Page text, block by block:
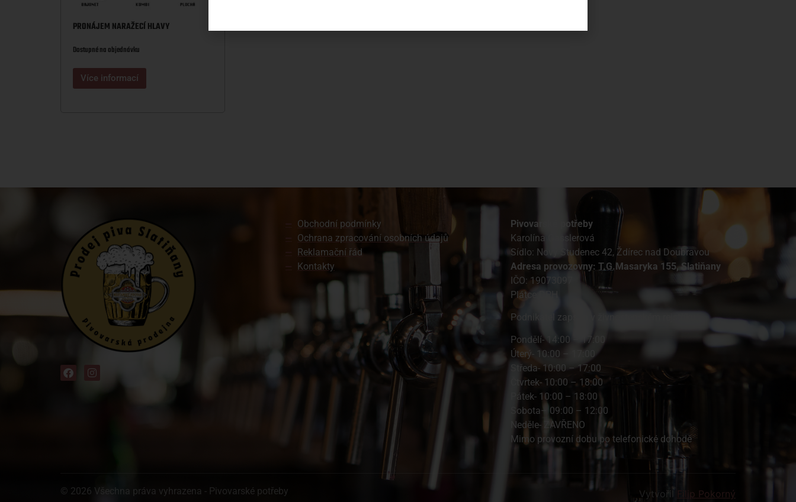
PRONÁJEM NARAŽECÍ HLAVY
Dostupné na objednávku
Více informací
Obchodní podmínky
Ochrana zpracování osobních údajů
Reklamační řád
Kontakty
Pivovarské potřeby
Karolína Gasslerová
Sídlo: Nový Studenec 42, Ždírec nad Doubravou
Adresa provozovny: T.G.Masaryka 155, Slatiňany
IČO: 19073097
Plátce DPH
Podnikatel zapsán v živnostenském rejstříku
Pondělí- 14:00 – 17:00
Úterý- 10:00 – 17:00
Středa- 10:00 – 17:00
Čtvrtek- 10:00 – 18:00
Pátek- 10:00 – 18:00
Sobota– 09:00 – 12:00
Neděle- ZAVŘENO
Mimo provozní dobu po telefonické dohodě
© 2026 Všechna práva vyhrazena - Pivovarské potřeby Vytvořil Filip Pokorný